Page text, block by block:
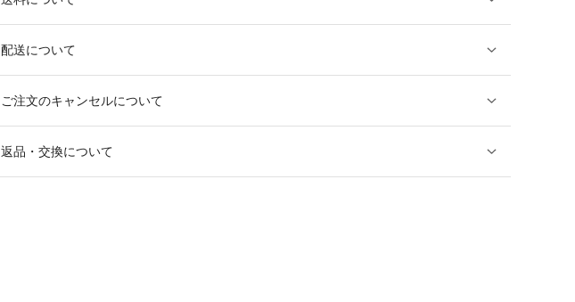
配送について
ご注文のキャンセルについて
返品・交換について